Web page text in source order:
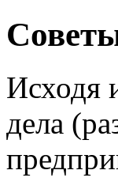
Исходя
дела